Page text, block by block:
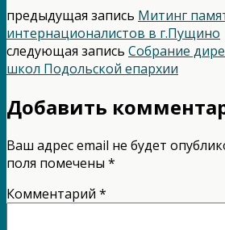
предыдущая запись Митинг
интернационалистов в г.Пущино
следующая запись Собрание
школ Подольской епархии
Добавить
Ваш адрес email не будет
поля помечены *
Комментарий *